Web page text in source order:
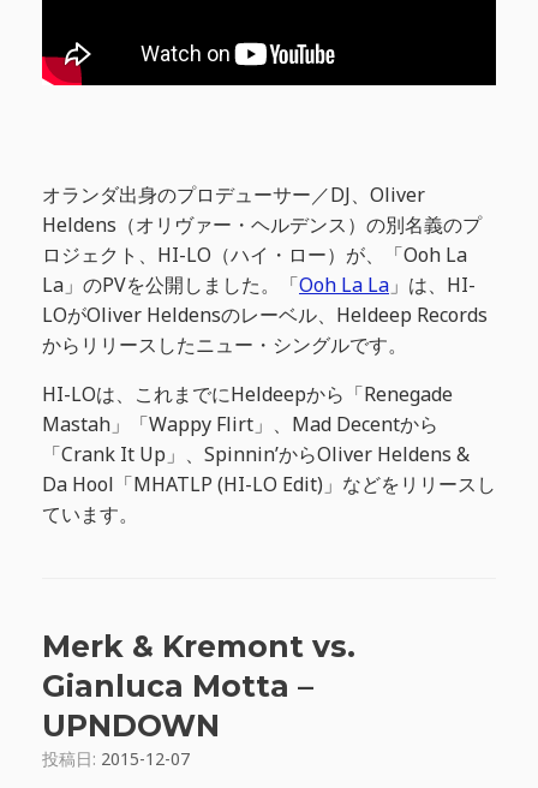
オランダ出身のプロデューサー／DJ、Oliver
Heldens（オリヴァー・ヘルデンス）の別名義のプ
ロジェクト、HI-LO（ハイ・ロー）が、「Ooh La
La」のPVを公開しました。「Ooh La La 」は、HI-
LOがOliver Heldensのレーベル、Heldeep Records
からリリースしたニュー・シングルです。
HI-LOは、これまでにHeldeepから「Renegade
Mastah」「Wappy Flirt」、Mad Decentから
「Crank It Up」、Spinnin’からOliver Heldens &
Da Hool「MHATLP (HI-LO Edit)」などをリリースし
ています。
Merk & Kremont vs.
Gianluca Motta –
UPNDOWN
投稿日: 2015-12-07